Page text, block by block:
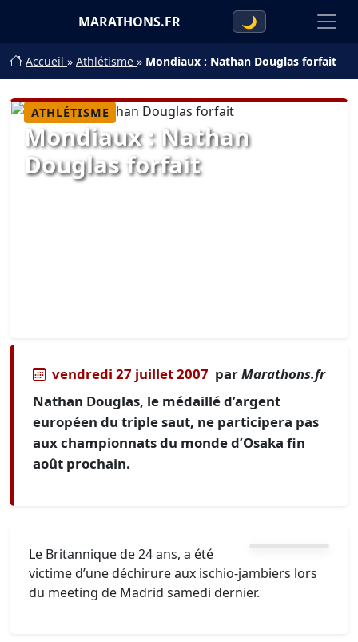
MARATHONS.FR 🌙
Accueil » Athlétisme » Mondiaux : Nathan Douglas forfait
ATHLÉTISME
Mondiaux : Nathan
Douglas forfait
vendredi 27 juillet 2007 parMarathons.fr
Nathan Douglas, le médaillé d’argent
européen du triple saut, ne participera pas
aux championnats du monde d’Osaka fin
août prochain.
Le Britannique de 24 ans, a été
victime d’une déchirure aux ischio-jambiers lors
du meeting de Madrid samedi dernier.